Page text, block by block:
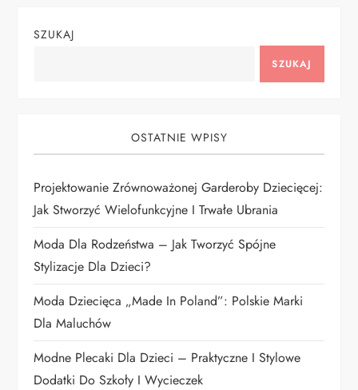
a
a
w
p
i
s
u
SZUKAJ
SZUKAJ
OSTATNIE WPISY
Projektowanie Zrównoważonej Garderoby Dziecięcej:
Jak Stworzyć Wielofunkcyjne I Trwałe Ubrania
Moda Dla Rodzeństwa – Jak Tworzyć Spójne
Stylizacje Dla Dzieci?
Moda Dziecięca „Made In Poland”: Polskie Marki
Dla Maluchów
Modne Plecaki Dla Dzieci – Praktyczne I Stylowe
Dodatki Do Szkoły I Wycieczek